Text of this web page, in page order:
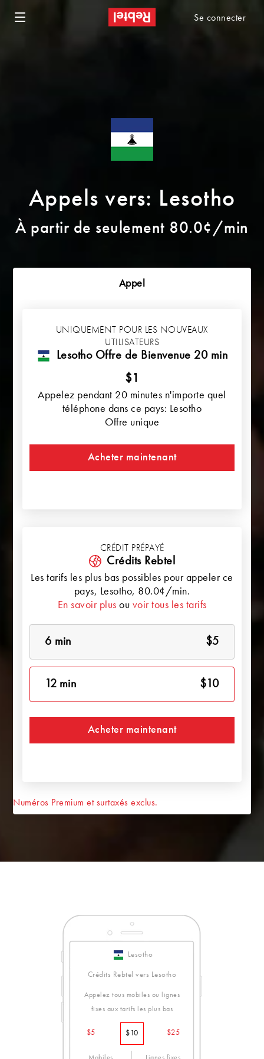
Se connecter
Appels vers: Lesotho
À partir de seulement 80.0¢/min
Appel
UNIQUEMENT POUR LES NOUVEAUX
UTILISATEURS
Lesotho Offre de Bienvenue 20 min
$1
Appelez pendant 20 minutes n'importe quel
téléphone dans ce pays: Lesotho
Offre unique
Acheter maintenant
CRÉDIT PRÉPAYÉ
Crédits Rebtel
Les tarifs les plus bas possibles pour appeler ce
pays, Lesotho, 80.0¢/min.
En savoir plus ou voir tous les tarifs
6 min $5
12 min $10
Acheter maintenant
Numéros Premium et surtaxés exclus.
Lesotho
Crédits Rebtel vers Lesotho
Appelez tous mobiles ou lignes
fixes aux tarifs les plus bas
$5 $10 $25